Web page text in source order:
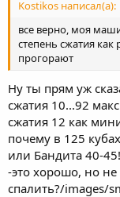
Kostikos написал(а):
все верно, моя
степень сжатия как
прогорают
Ну ты прям уж
сжатия 10...92
сжатия 12 как
почему в 125
или Бандита 40-
-это хорошо, но
спалить?/images/